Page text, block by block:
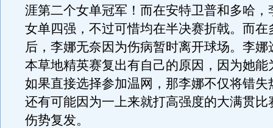
涯第二个女单冠军！而在安特卫普和多哈，
女单四强，不过可惜均在半决赛折戟。而在
后，李娜无奈因为伤病暂时离开球场。李娜
本草地精英赛复出有自己的原因，因为她能
如果直接选择参加温网，那李娜不仅将错失
还有可能因为一上来就打高强度的大满贯比
伤势复发。